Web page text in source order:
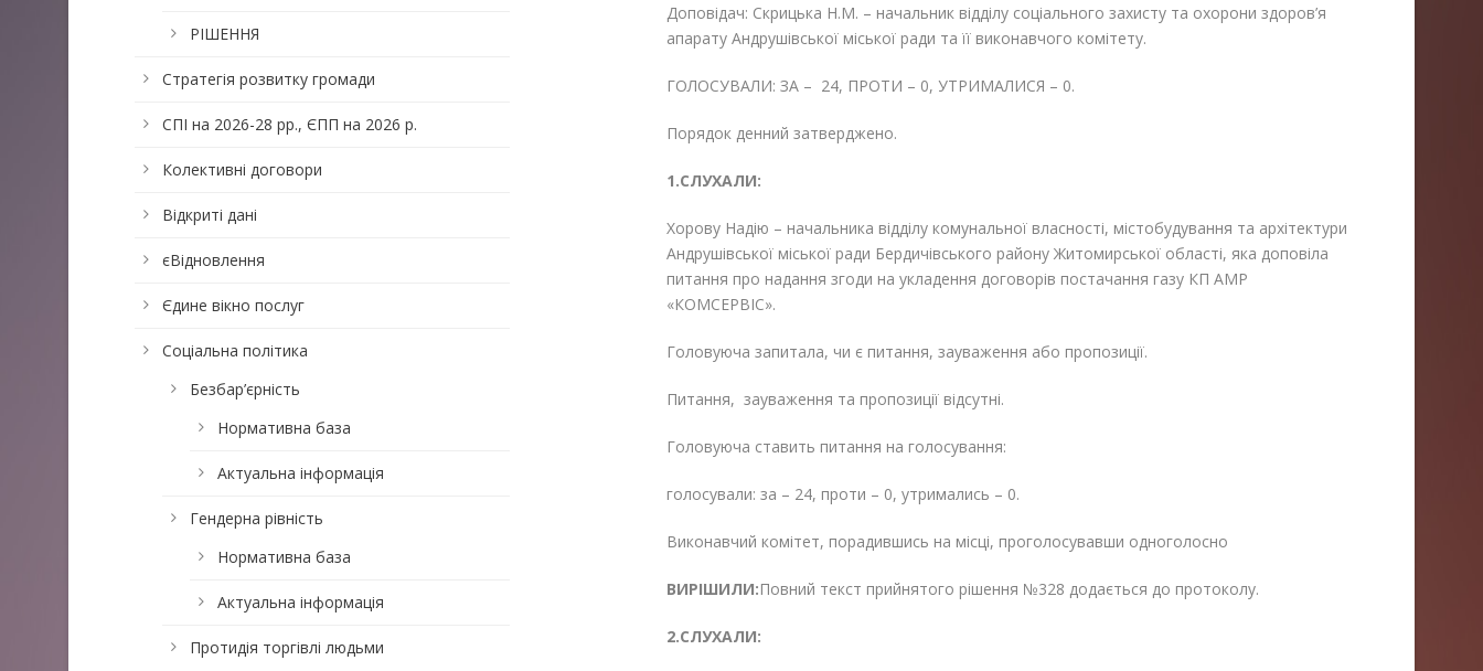
Доповідач: Скрицька Н.М. – начальник відділу соціального захисту та охорони здоров’я
апарату Андрушівської міської ради та її виконавчого комітету.
ГОЛОСУВАЛИ: ЗА – 24, ПРОТИ – 0, УТРИМАЛИСЯ – 0.
Порядок денний затверджено.
1.СЛУХАЛИ:
Хорову Надію – начальника відділу комунальної власності, містобудування та архітектури
Андрушівської міської ради Бердичівського району Житомирської області, яка доповіла
питання про надання згоди на укладення договорів постачання газу КП АМР
«КОМСЕРВІС».
Головуюча запитала, чи є питання, зауваження або пропозиції.
Питання, зауваження та пропозиції відсутні.
Головуюча ставить питання на голосування:
голосували: за – 24, проти – 0, утримались – 0.
Виконавчий комітет, порадившись на місці, проголосувавши одноголосно
ВИРІШИЛИ:Повний текст прийнятого рішення №328 додається до протоколу.
2.СЛУХАЛИ:
РІШЕННЯ
Стратегія розвитку громади
СПІ на 2026-28 рр., ЄПП на 2026 р.
Колективні договори
Відкриті дані
єВідновлення
Єдине вікно послуг
Соціальна політика
Безбар’єрність
Нормативна база
Актуальна інформація
Гендерна рівність
Нормативна база
Актуальна інформація
Протидія торгівлі людьми